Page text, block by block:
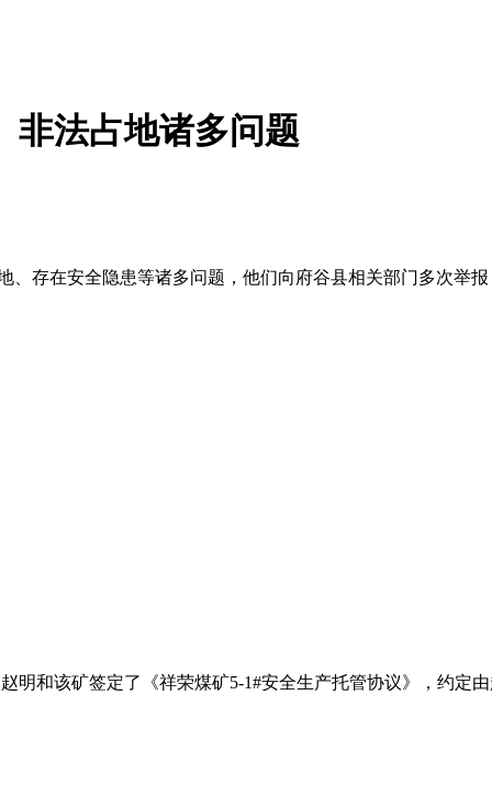
非法占地诸多问题
存在安全隐患等诸多问题，他们向府谷县相关部门多次举报
和该矿签定了《祥荣煤矿5-1#安全生产托管协议》，约定